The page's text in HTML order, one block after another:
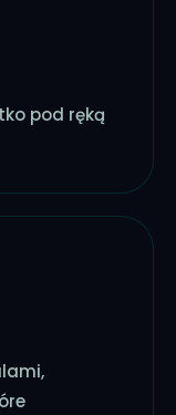
pod ręką